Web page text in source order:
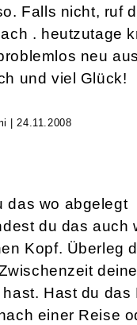
Falls nicht, ruf
. heutzutage
neu
und viel Glück!
| 24.11.2008
das wo abgelegt
du das auch
Kopf. Überleg
Hast du das
einer Reise